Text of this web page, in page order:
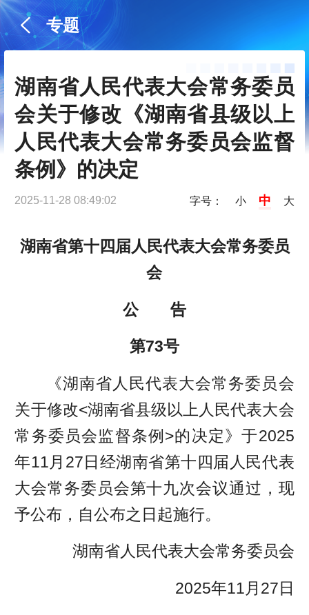
专题
湖南省人民代表大会常务委员
会关于修改《湖南省县级以上
人民代表大会常务委员会监督
条例》的决定
2025-11-28 08:49:02 字号： 小 中 大
湖南省第十四届人民代表大会常务委员
会
公 告
第73号
《湖南省人民代表大会常务委员会
关于修改<湖南省县级以上人民代表大会
常务委员会监督条例>的决定》于2025
年11月27日经湖南省第十四届人民代表
大会常务委员会第十九次会议通过，现
予公布，自公布之日起施行。
湖南省人民代表大会常务委员会
2025年11月27日